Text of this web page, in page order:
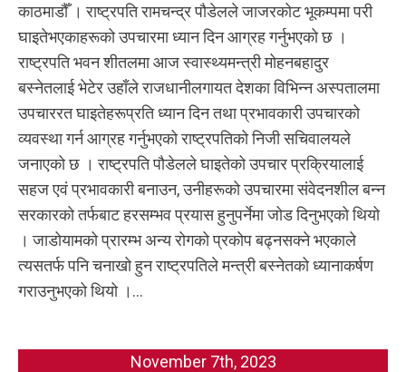
काठमाडौँ । राष्ट्रपति रामचन्द्र पौडेलले जाजरकोट भूकम्पमा परी
घाइतेभएकाहरूको उपचारमा ध्यान दिन आग्रह गर्नुभएको छ ।
राष्ट्रपति भवन शीतलमा आज स्वास्थ्यमन्त्री मोहनबहादुर
बस्नेतलाई भेटेर उहाँले राजधानीलगायत देशका विभिन्न अस्पतालमा
उपचाररत घाइतेहरूप्रति ध्यान दिन तथा प्रभावकारी उपचारको
व्यवस्था गर्न आग्रह गर्नुभएको राष्ट्रपतिको निजी सचिवालयले
जनाएको छ । राष्ट्रपति पौडेलले घाइतेको उपचार प्रक्रियालाई
सहज एवं प्रभावकारी बनाउन, उनीहरूको उपचारमा संवेदनशील बन्न
सरकारको तर्फबाट हरसम्भव प्रयास हुनुपर्नेमा जोड दिनुभएको थियो
। जाडोयामको प्रारम्भ अन्य रोगको प्रकोप बढ्नसक्ने भएकाले
त्यसतर्फ पनि चनाखो हुन राष्ट्रपतिले मन्त्री बस्नेतको ध्यानाकर्षण
गराउनुभएको थियो ।...
November 7th, 2023